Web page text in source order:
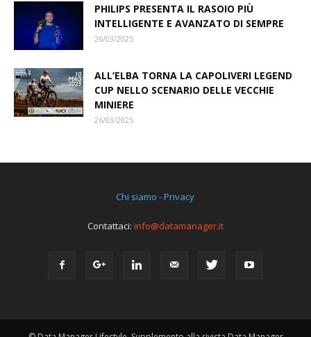
PHILIPS PRESENTA IL RASOIO PIÙ
INTELLIGENTE E AVANZATO DI SEMPRE
26/03/2025
ALL’ELBA TORNA LA CAPOLIVERI LEGEND
CUP NELLO SCENARIO DELLE VECCHIE
MINIERE
26/03/2025
Chi siamo - Privacy
Contattaci: info@datamanager.it